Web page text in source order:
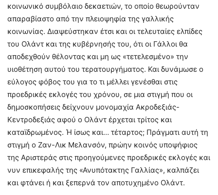
κοινωνικό συμβόλαιο δεκαετιών, το οποίο θεωρούνταν
απαραβίαστο από την πλειοψηφία της γαλλικής
κοινωνίας. Διαψεύστηκαν έτσι και οι τελευταίες ελπίδες
του Ολάντ και της κυβέρνησής του, ότι οι Γάλλοι θα
αποδεχθούν θέλοντας και μη ως «τετελεσμένο» την
υιοθέτηση αυτού του τερατουργήματος. Και δυνάμωσε ο
εύλογος φόβος του για το τι μέλλει γενέσθαι στις
προεδρικές εκλογές του χρόνου, σε μια στιγμή που οι
δημοσκοπήσεις δείχνουν μονομαχία Ακροδεξιάς-
Κεντροδεξιάς αφού ο Ολάντ έρχεται τρίτος και
καταϊδρωμένος. Ή ίσως και… τέταρτος; Πράγματι αυτή τη
στιγμή ο Ζαν-Λικ Μελανσόν, πρώην κοινός υποψήφιος
της Αριστεράς στις προηγούμενες προεδρικές εκλογές και
νυν επικεφαλής της «Ανυπότακτης Γαλλίας», καλπάζει
και φτάνει ή και ξεπερνά τον αποτυχημένο Ολάντ.